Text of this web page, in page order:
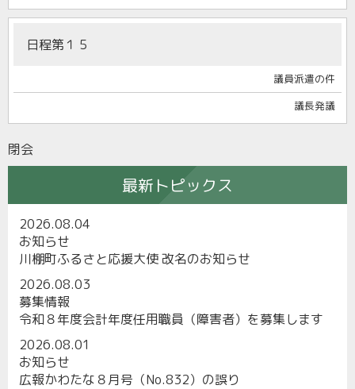
日程第１５
議員派遣の件
議長発議
閉会
最新トピックス
2026.08.04
お知らせ
川棚町ふるさと応援大使 改名のお知らせ
2026.08.03
募集情報
令和８年度会計年度任用職員（障害者）を募集します
2026.08.01
お知らせ
広報かわたな８月号（No.832）の誤り